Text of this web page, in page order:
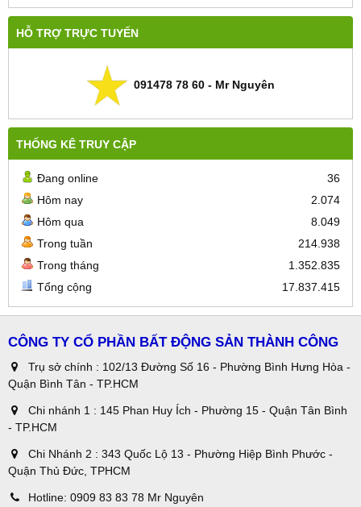
HỖ TRỢ TRỰC TUYẾN
091478 78 60 - Mr Nguyên
THỐNG KÊ TRUY CẬP
Đang online
36
Hôm nay
2.074
Hôm qua
8.049
Trong tuần
214.938
Trong tháng
1.352.835
Tổng cộng
17.837.415
CÔNG TY CỔ PHẦN BẤT ĐỘNG SẢN THÀNH CÔNG
Trụ sở chính : 102/13 Đường Số 16 - Phường Bình Hưng Hòa -
Quận Bình Tân - TP.HCM
Chi nhánh 1 : 145 Phan Huy Ích - Phường 15 - Quận Tân Bình
- TP.HCM
Chi Nhánh 2 : 343 Quốc Lộ 13 - Phường Hiệp Bình Phước -
Quận Thủ Đức, TPHCM
Hotline: 0909 83 83 78 Mr Nguyên